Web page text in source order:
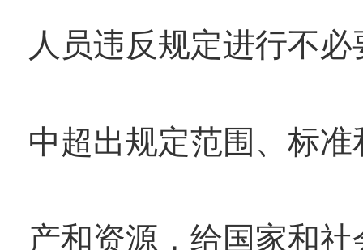
人员违反规定进行不
中超出规定范围、标
产和资源，给国家和